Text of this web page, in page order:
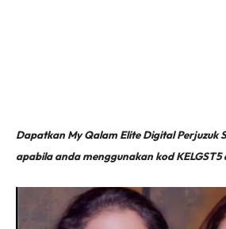
Dapatkan My Qalam Elite Digital Perjuzuk
apabila anda menggunakan kod KELGST5